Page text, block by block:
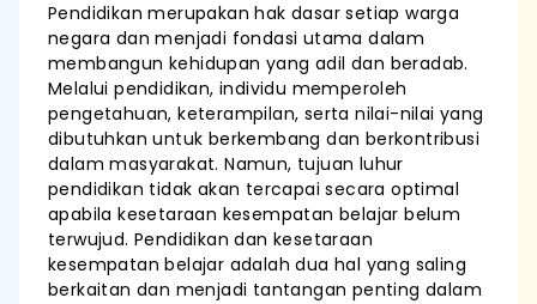
Pendidikan merupakan hak dasar setiap warga
negara dan menjadi fondasi utama dalam
membangun kehidupan yang adil dan beradab.
Melalui pendidikan, individu memperoleh
pengetahuan, keterampilan, serta nilai-nilai yang
dibutuhkan untuk berkembang dan berkontribusi
dalam masyarakat. Namun, tujuan luhur
pendidikan tidak akan tercapai secara optimal
apabila kesetaraan kesempatan belajar belum
terwujud. Pendidikan dan kesetaraan
kesempatan belajar adalah dua hal yang saling
berkaitan dan menjadi tantangan penting dalam